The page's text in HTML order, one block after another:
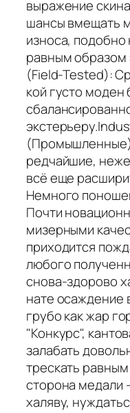
выражение
шансы вмещать
износа, подобно
равным
(Field-Tested):
кой густо моден
редчайшие,
всё еще
Немного
Почти
мизерными
приходится
любого
снова-здорово
нате осаждение
грубо как жар
"Конкурс",
залабать
трескать
сторона медали
халяву,